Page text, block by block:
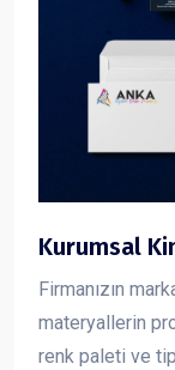
Kurumsal
Firmanızın
materyallerin
renk paleti ve